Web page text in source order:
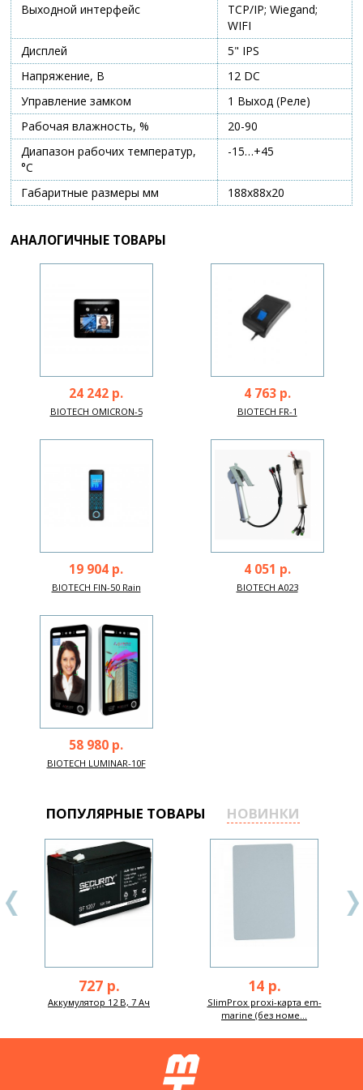
Выходной интерфейс
TCP/IP; Wiegand;
WIFI
Дисплей
5" IPS
Напряжение, В
12 DC
Управление замком
1 Выход (Реле)
Рабочая влажность, %
20-90
Диапазон рабочих температур,
°С
-15…+45
Габаритные размеры мм 188х88х20
АНАЛОГИЧНЫЕ ТОВАРЫ
24 242 р.
BIOTECH OMICRON-5
4 763 р.
BIOTECH FR-1
19 904 р.
BIOTECH FIN-50 Rain
4 051 р.
BIOTECH A023
58 980 р.
BIOTECH LUMINAR-10F
ПОПУЛЯРНЫЕ ТОВАРЫ НОВИНКИ
727 р.
Аккумулятор 12 В, 7 Ач
14 р.
SlimProx proxi-карта em-
marine (без номе...